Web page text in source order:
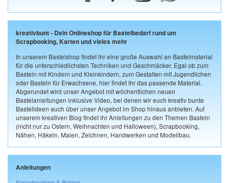
kreativbunt - Dein Onlineshop für Bastelbedarf rund um
Scrapbooking, Karten und vieles mehr
In unserem Bastelshop findet ihr eine große Auswahl an Bastelmaterial
für die unterschiedlichsten Techniken und Geschmäcker. Egal ob zum
Basteln mit Kindern und Kleinkindern, zum Gestalten mit Jugendlichen
oder Basteln für Erwachsene, hier findet ihr das passende Material.
Abgerundet wird unser Angebot mit wöchentlichen neuen
Bastelanleitungen inklusive Video, bei denen wir euch kreativ bunte
Bastelideen auch über unser Angebot im Shop hinaus anbieten. Auf
unserem kreativen Blog findet ihr Anleitungen zu den Themen Basteln
(nicht nur zu Ostern, Weihnachten und Halloween), Scrapbooking,
Nähen, Häkeln, Malen, Zeichnen, Handwerken und Modellbau.
Anleitungen